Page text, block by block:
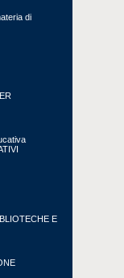
di
E